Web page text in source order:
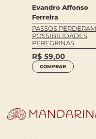
Evandro Affonso
Ferreira
PASSOS PERDERAM
POSSIBILIDADES
PEREGRINAS
R$ 59,00
COMPRAR